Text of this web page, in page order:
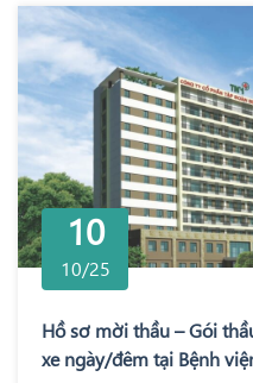
10
10/25
Hồ sơ mời thầu – Gói
xe ngày/đêm tại Bệnh